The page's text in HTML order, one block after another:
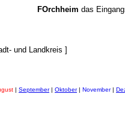
FOrchheim das
und Landkreis ]
| September| Oktober| November |